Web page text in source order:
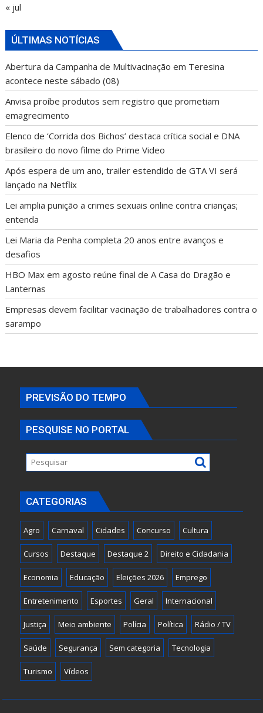
« jul
ÚLTIMAS NOTÍCIAS
Abertura da Campanha de Multivacinação em Teresina
acontece neste sábado (08)
Anvisa proíbe produtos sem registro que prometiam
emagrecimento
Elenco de ‘Corrida dos Bichos’ destaca crítica social e DNA
brasileiro do novo filme do Prime Video
Após espera de um ano, trailer estendido de GTA VI será
lançado na Netflix
Lei amplia punição a crimes sexuais online contra crianças;
entenda
Lei Maria da Penha completa 20 anos entre avanços e
desafios
HBO Max em agosto reúne final de A Casa do Dragão e
Lanternas
Empresas devem facilitar vacinação de trabalhadores contra o
sarampo
PREVISÃO DO TEMPO
PESQUISE NO PORTAL
CATEGORIAS
Agro Carnaval Cidades Concurso Cultura
Cursos Destaque Destaque 2 Direito e Cidadania
Economia Educação Eleições 2026 Emprego
Entretenimento Esportes Geral Internacional
Justiça Meio ambiente Polícia Política Rádio / TV
Saúde Segurança Sem categoria Tecnologia
Turismo Vídeos